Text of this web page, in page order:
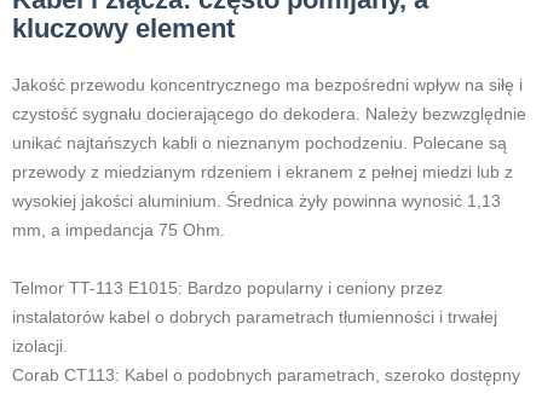
kluczowy element
Jakość przewodu koncentrycznego ma bezpośredni wpływ na siłę i
czystość sygnału docierającego do dekodera. Należy bezwzględnie
unikać najtańszych kabli o nieznanym pochodzeniu. Polecane są
przewody z miedzianym rdzeniem i ekranem z pełnej miedzi lub z
wysokiej jakości aluminium. Średnica żyły powinna wynosić 1,13
mm, a impedancja 75 Ohm.
Telmor TT-113 E1015: Bardzo popularny i ceniony przez
instalatorów kabel o dobrych parametrach tłumienności i trwałej
izolacji.
Corab CT113: Kabel o podobnych parametrach, szeroko dostępny